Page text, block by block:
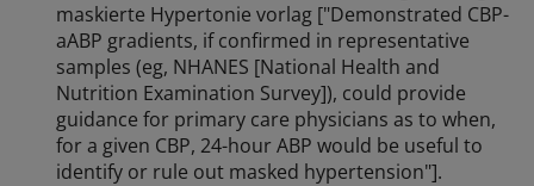
maskierte Hypertonie vorlag ["Demonstrated CBP-
aABP gradients, if confirmed in representative
samples (eg, NHANES [National Health and
Nutrition Examination Survey]), could provide
guidance for primary care physicians as to when,
for a given CBP, 24-hour ABP would be useful to
identify or rule out masked hypertension"].